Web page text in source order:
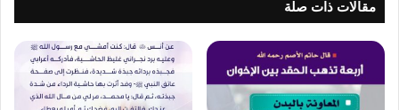
مقالات ذات صلة